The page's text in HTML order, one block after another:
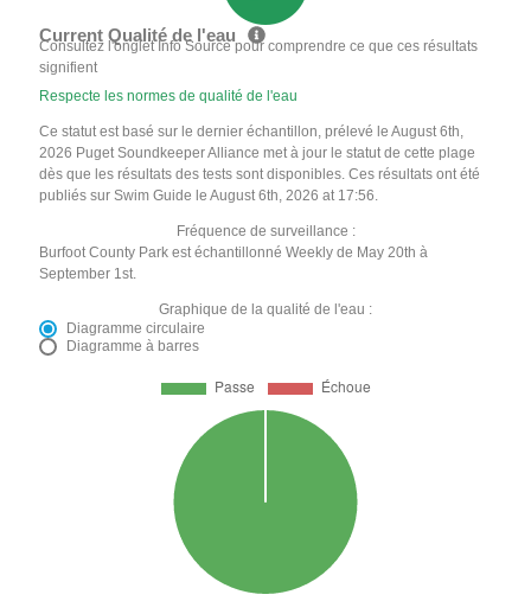
Current Qualité de l'eau
Consultez l'onglet Info Source pour comprendre ce que ces résultats
signifient
Respecte les normes de qualité de l'eau
Ce statut est basé sur le dernier échantillon, prélevé le August 6th,
2026 Puget Soundkeeper Alliance met à jour le statut de cette plage
dès que les résultats des tests sont disponibles. Ces résultats ont été
publiés sur Swim Guide le August 6th, 2026 at 17:56.
Fréquence de surveillance :
Burfoot County Park est échantillonné Weekly de May 20th à
September 1st.
Graphique de la qualité de l'eau :
Diagramme circulaire
Diagramme à barres